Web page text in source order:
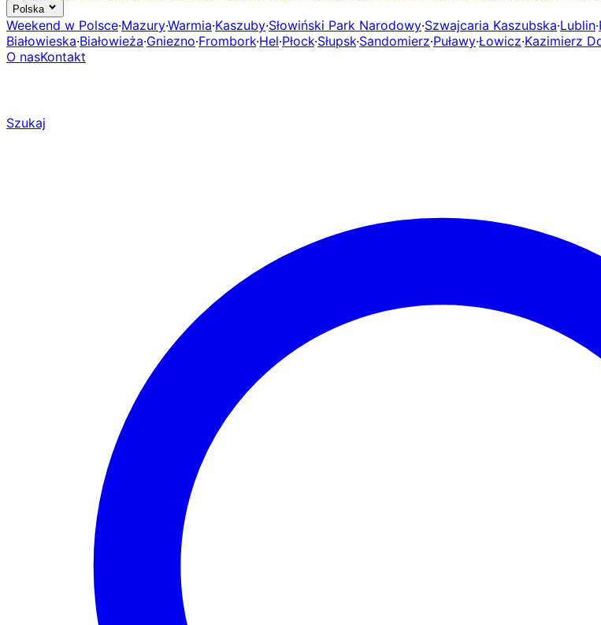
Polska
Weekend w Polsce·Mazury·Warmia·Kaszuby·Słowiński Park Narodowy·Szwajcaria Kaszubska·Lublin·
Białowieska·Białowieża·Gniezno·Frombork·Hel·Płock·Słupsk·Sandomierz·Puławy·Łowicz·Kazimierz
O nasKontakt
Szukaj